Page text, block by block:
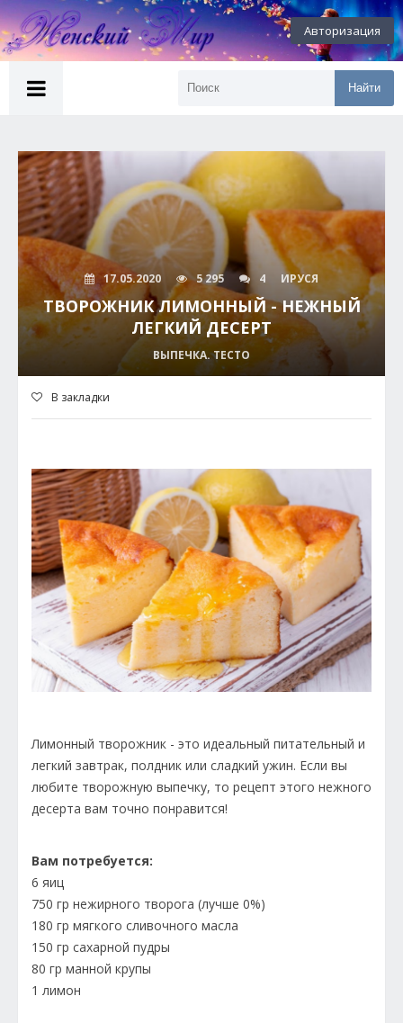
Авторизация
Найти
17.05.2020 5 295 4 ИРУСЯ
ТВОРОЖНИК ЛИМОННЫЙ - НЕЖНЫЙ
ЛЕГКИЙ ДЕСЕРТ
ВЫПЕЧКА. ТЕСТО
В закладки
Лимонный творожник - это идеальный питательный и
легкий завтрак, полдник или сладкий ужин. Если вы
любите творожную выпечку, то рецепт этого нежного
десерта вам точно понравится!
Вам потребуется:
6 яиц
750 гр нежирного творога (лучше 0%)
180 гр мягкого сливочного масла
150 гр сахарной пудры
80 гр манной крупы
1 лимон